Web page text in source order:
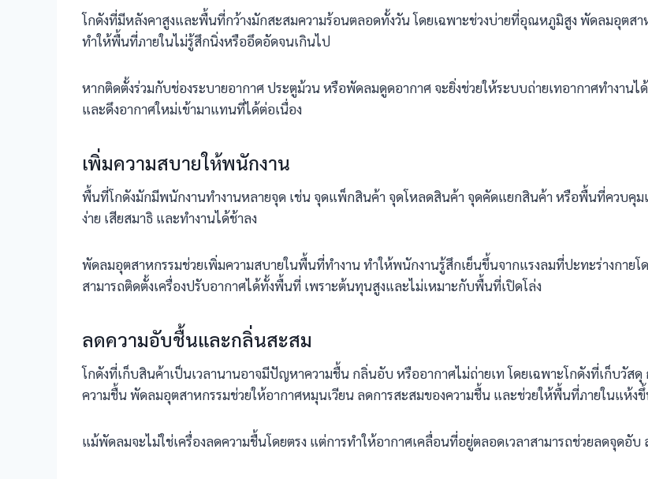
โกดังที่มีหลังคาสูงและพื้นที่กว้างมักสะสมความร้อนตลอดทั้งวัน โดยเฉพาะช่วงบ่ายที่อุณหภูมิสูง พัดลมอุตส
ทำให้พื้นที่ภายในไม่รู้สึกนิ่งหรืออึดอัดจนเกินไป
หากติดตั้งร่วมกับช่องระบายอากาศ ประตูม้วน หรือพัดลมดูดอากาศ จะยิ่งช่วยให้ระบบถ่ายเทอากาศทำงาน
และดึงอากาศใหม่เข้ามาแทนที่ได้ต่อเนื่อง
เพิ่มความสบายให้พนักงาน
พื้นที่โกดังมักมีพนักงานทำงานหลายจุด เช่น จุดแพ็กสินค้า จุดโหลดสินค้า จุดคัดแยกสินค้า หรือพื้นที่ควบคุม
ง่าย เสียสมาธิ และทำงานได้ช้าลง
พัดลมอุตสาหกรรมช่วยเพิ่มความสบายในพื้นที่ทำงาน ทำให้พนักงานรู้สึกเย็นขึ้นจากแรงลมที่ปะทะร่างกายโ
สามารถติดตั้งเครื่องปรับอากาศได้ทั้งพื้นที่ เพราะต้นทุนสูงและไม่เหมาะกับพื้นที่เปิดโล่ง
ลดความอับชื้นและกลิ่นสะสม
โกดังที่เก็บสินค้าเป็นเวลานานอาจมีปัญหาความชื้น กลิ่นอับ หรืออากาศไม่ถ่ายเท โดยเฉพาะโกดังที่เก็บวัส
ความชื้น พัดลมอุตสาหกรรมช่วยให้อากาศหมุนเวียน ลดการสะสมของความชื้น และช่วยให้พื้นที่ภายในแห้ง
แม้พัดลมจะไม่ใช่เครื่องลดความชื้นโดยตรง แต่การทำให้อากาศเคลื่อนที่อยู่ตลอดเวลาสามารถช่วยลดจุดอั